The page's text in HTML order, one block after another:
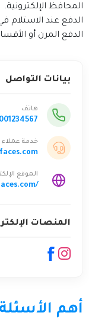
المحافظ الإلكترونية.
الدفع عند
الدفع المرن أو
بيانات التواصل
هاتف
خدمة عملاء
الموقع
المنصات
أهم